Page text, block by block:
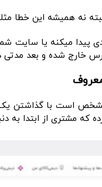
پیدا میکنه یا
خارج شده و بعد مدتی
است با گذاشتن یک
که مشتری از ابتدا به